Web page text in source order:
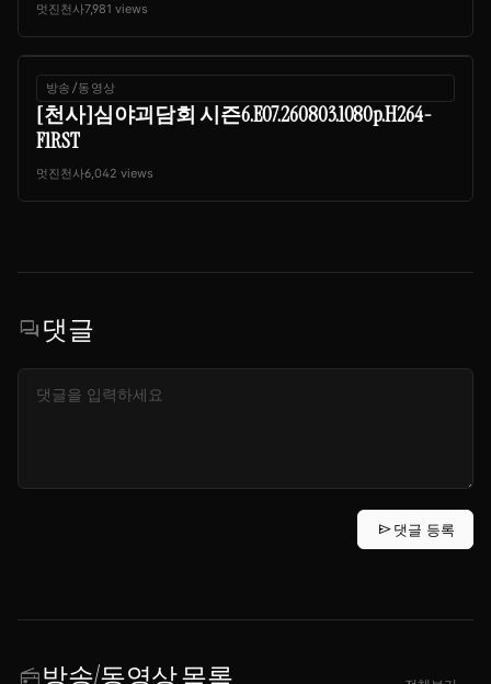
멋진천사7,981 views
방송/동영상
[천사]심야괴담회 시즌6.E07.260803.1080p.H264-
F1RST
멋진천사6,042 views
forum댓글
send댓글 등록
radio방송/동영상 목록